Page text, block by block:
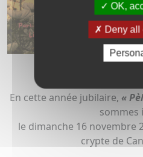
En cette année jubilaire, «
sommes
le dimanche 16 novembre
crypte de
OK,
Deny all